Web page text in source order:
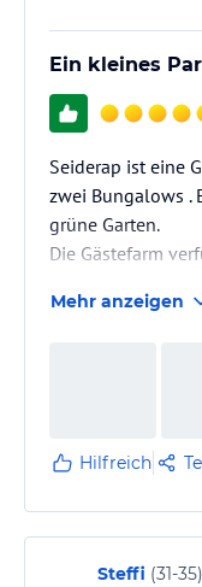
Ein kleines
Seiderap ist eine
zwei Bungalows .
grüne Garten.
Die Gästefarm
Es liegt in der
Mehr anzeigen
Hilfreich
Steffi (31-35)